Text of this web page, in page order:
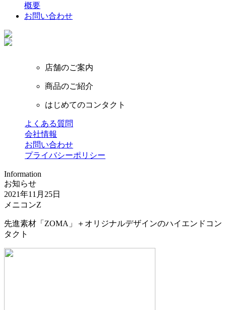
概要
お問い合わせ
店舗のご案内
商品のご紹介
はじめてのコンタクト
よくある質問
会社情報
お問い合わせ
プライバシーポリシー
Information
お知らせ
2021年11月25日
メニコンZ
先進素材「ZOMA」＋オリジナルデザインのハイエンドコン
タクト